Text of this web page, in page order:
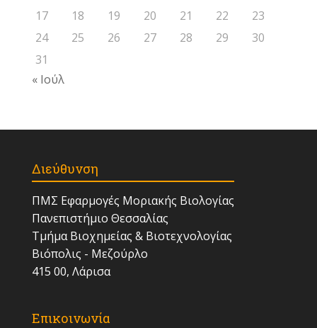
17
18 19 20 21 22
23
24
25 26 27 28 29
30
31
« Ιούλ
Διεύθυνση
ΠΜΣ Εφαρμογές Μοριακής Βιολογίας
Πανεπιστήμιο Θεσσαλίας
Τμήμα Βιοχημείας & Βιοτεχνολογίας
Βιόπολις - Μεζούρλο
415 00, Λάρισα
Επικοινωνία